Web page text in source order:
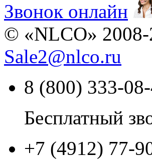
Звонок онлайн
© «NLCO» 2008-
Sale2@nlco.ru
8 (800) 333-
Бесплатный
+7 (4912) 77-